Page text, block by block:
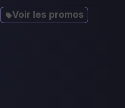
Voir les promos